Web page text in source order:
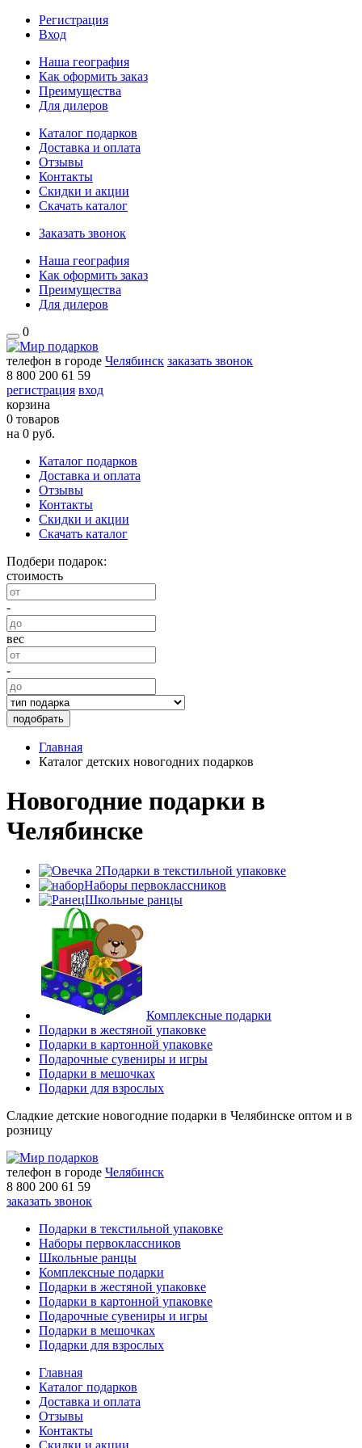
Регистрация
Вход
Наша география
Как оформить заказ
Преимущества
Для дилеров
Каталог подарков
Доставка и оплата
Отзывы
Контакты
Скидки и акции
Скачать каталог
Заказать звонок
Наша география
Как оформить заказ
Преимущества
Для дилеров
0
телефон в городе Челябинск заказать звонок
8 800 200 61 59
регистрация вход
корзина
0 товаров
на 0 руб.
Каталог подарков
Доставка и оплата
Отзывы
Контакты
Скидки и акции
Скачать каталог
Подбери подарок:
стоимость
-
вес
-
подобрать
Главная
Каталог детских новогодних подарков
Новогодние подарки в
Челябинске
Подарки в текстильной упаковке
Наборы первоклассников
Школьные ранцы
Комплексные подарки
Подарки в жестяной упаковке
Подарки в картонной упаковке
Подарочные сувениры и игры
Подарки в мешочках
Подарки для взрослых
Сладкие детские новогодние подарки в Челябинске оптом и в
розницу
телефон в городе Челябинск
8 800 200 61 59
заказать звонок
Подарки в текстильной упаковке
Наборы первоклассников
Школьные ранцы
Комплексные подарки
Подарки в жестяной упаковке
Подарки в картонной упаковке
Подарочные сувениры и игры
Подарки в мешочках
Подарки для взрослых
Главная
Каталог подарков
Доставка и оплата
Отзывы
Контакты
Скидки и акции